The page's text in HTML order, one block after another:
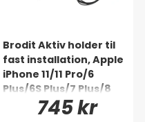
Brodit Aktiv holder til
fast installation, Apple
iPhone 11/11 Pro/6
Plus/6S Plus/7 Plus/8
Plus/X/XR/Xs/Xs Max
745 kr